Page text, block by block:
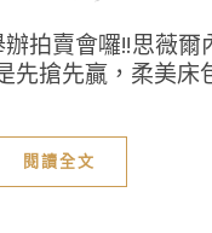
拍賣會囉!!思薇
搶先贏，柔美
閱讀全文